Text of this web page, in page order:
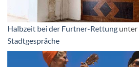
Halbzeit bei der Furtner-Rettung unter
Stadtgespräche